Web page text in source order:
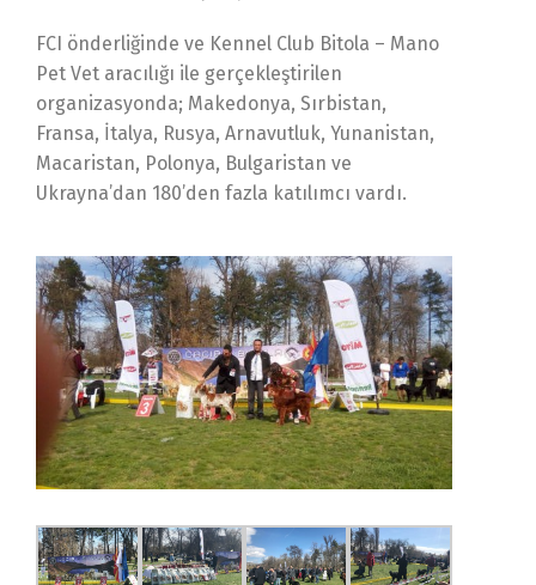
FCI önderliğinde ve Kennel Club Bitola – Mano
Pet Vet aracılığı ile gerçekleştirilen
organizasyonda; Makedonya, Sırbistan,
Fransa, İtalya, Rusya, Arnavutluk, Yunanistan,
Macaristan, Polonya, Bulgaristan ve
Ukrayna’dan 180’den fazla katılımcı vardı.